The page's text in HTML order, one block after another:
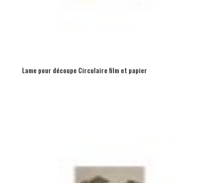
Lame pour découpe Circulaire film et papier